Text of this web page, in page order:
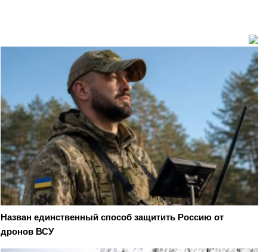
Назван единственный способ защитить Россию от
дронов ВСУ